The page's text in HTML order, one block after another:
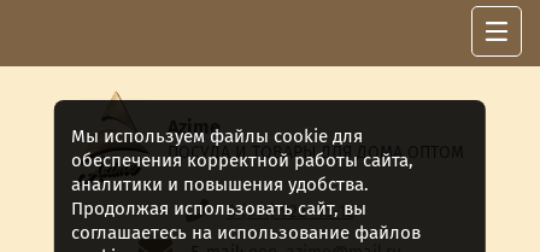
Azime
ПОСУДА И ТОВАРЫ ДЛЯ ДОМА ОПТОМ
8 (911) 922 -15-12
Мы используем файлы cookie для
обеспечения корректной работы сайта,
аналитики и повышения удобства.
Продолжая использовать сайт, вы
соглашаетесь на использование файлов